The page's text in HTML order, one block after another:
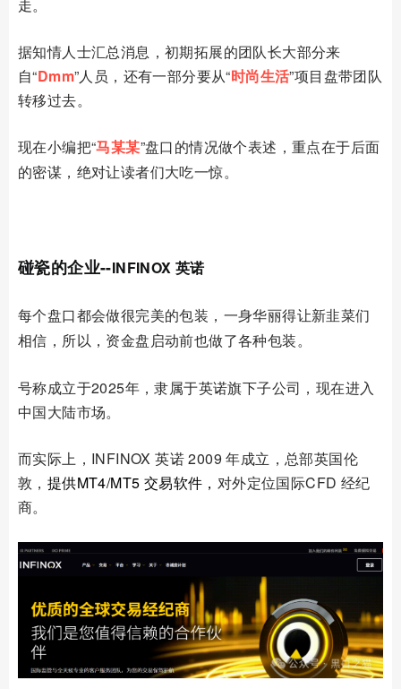
走。
据知情人士汇总消息，初期拓展的团队长大部分来
自“Dmm”人员，还有一部分要从“时尚生活”项目盘带团队
转移过去。
现在小编把“马某某”盘口的情况做个表述，重点在于后面
的密谋，绝对让读者们大吃一惊。
碰瓷的企业--INFINOX 英诺
每个盘口都会做很完美的包装，一身华丽得让新韭菜们
相信，所以， 资金盘启动前也做了各种包装。
号称成立于2025年，隶属于英诺旗下子公司，现在进入
中国大陆市场。
而实际上，INFINOX 英诺 2009 年成立，总部英国伦
敦， 提供MT4/MT5 交易软件 ， 对外定位国际CFD 经纪
商。